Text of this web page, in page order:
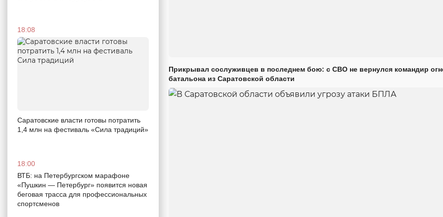
18:08
Саратовские власти готовы потратить
1,4 млн на фестиваль «Сила традиций»
18:00
ВТБ: на Петербургском марафоне
«Пушкин — Петербург» появится новая
беговая трасса для профессиональных
спортсменов
Прикрывал сослуживцев в последнем бою: с СВО не вернулся командир
батальона из Саратовской области